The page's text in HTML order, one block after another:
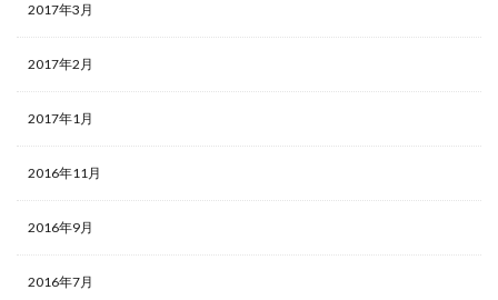
2017年3月
2017年2月
2017年1月
2016年11月
2016年9月
2016年7月